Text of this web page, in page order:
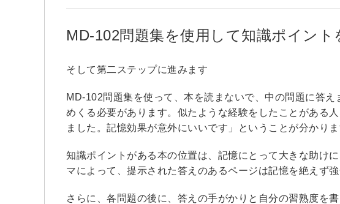
MD-102問題集を使用して知識ポイン
そして第二ステップに進みます
MD-102問題集を使って、本を読まないで、中の問題に答
めくる必要があります。似たような経験をしたことがある
ました。記憶効果が意外にいいです」ということが分かりま
知識ポイントがある本の位置は、記憶にとって大きな助け
マによって、提示された答えのあるページは記憶を絶えず
さらに、各問題の後に、答えの手がかりと自分の習熟度を